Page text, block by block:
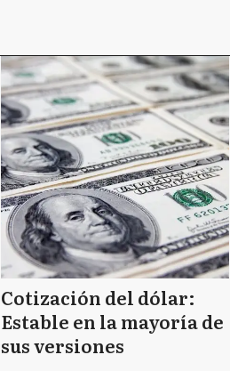
Cotización del dólar:
Estable en la mayoría de
sus versiones